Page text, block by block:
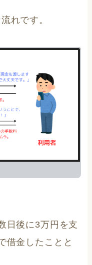
れです。
日後に3万円を支
借金したことと